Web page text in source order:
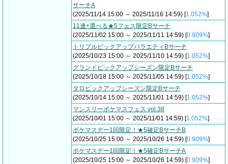
サーチA
(2025/11/14 15:00 ～ 2025/11/16 14:59) [1.052%]
11連+選べる★5フェス限定Bサーチ
(2025/11/02 15:00 ～ 2025/11/11 14:59) [0.909%]
トリプルピックアップバラエティBサーチ
(2025/10/23 15:00 ～ 2025/11/10 14:59) [1.052%]
グランドピックアップシーズン限定Bサーチ
(2025/10/18 15:00 ～ 2025/11/05 14:59) [1.052%]
タロピックアップシーズン限定Bサーチ
(2025/10/14 15:00 ～ 2025/11/01 14:59) [1.052%]
マンスリーポケマスフェス vol.38
(2025/10/01 15:00 ～ 2025/11/01 14:59) [1.052%]
ポケマスデー1回限定！★5確定BサーチB
(2025/10/25 15:00 ～ 2025/10/26 14:59) [0.909%]
ポケマスデー1回限定！★5確定BサーチA
(2025/10/25 15:00 ～ 2025/10/26 14:59) [0.909%]